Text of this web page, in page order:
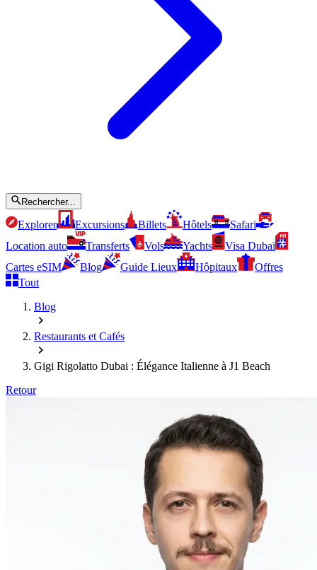
Rechercher...
Explorer Excursions Billets Hôtels
Safari
Location auto
Transferts Vols Yachts
Visa Dubaï
Cartes eSIM
Blog Guide Lieux Hôpitaux
Offres
Tout
Blog
Restaurants et Cafés
Gigi Rigolatto Dubai : Élégance Italienne à J1 Beach
Retour